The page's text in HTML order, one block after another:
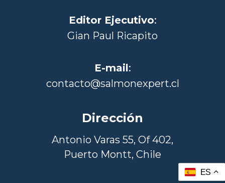
Editor Ejecutivo:
Gian Paul Ricapito
E-mail:
contacto@salmonexpert.cl
Dirección
Antonio Varas 55, Of 402,
Puerto Montt, Chile
ES